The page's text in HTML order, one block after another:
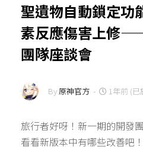
聖遺物自動鎖定功
素反應傷害上修
團隊座談會
By原神官方 - 1年前 (已
旅行者好呀！新一期的開發
看看新版本中有哪些改善吧！